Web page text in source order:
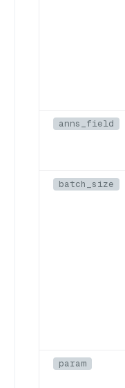
anns_field
batch_size
param